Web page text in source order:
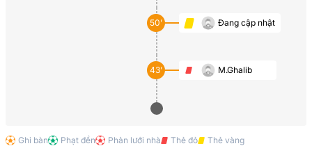
50’ Đang cập nhật
43’ M.Ghalib
Ghi bàn Phạt đền Phản lưới nhà Thẻ đỏ
Thẻ vàng